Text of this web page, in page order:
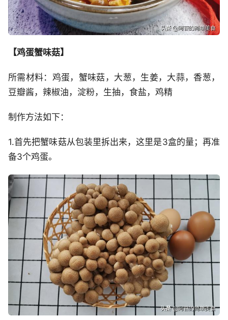
【鸡蛋蟹味菇】
所需材料：鸡蛋，蟹味菇，大葱，生姜，大蒜，香葱，
豆瓣酱，辣椒油，淀粉，生抽，食盐，鸡精
制作方法如下：
1.首先把蟹味菇从包装里拆出来，这里是3盒的量；再准
备3个鸡蛋。